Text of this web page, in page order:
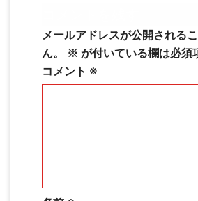
メールアドレスが公開される
ん。
※ が付いている欄は必須
コメント ※